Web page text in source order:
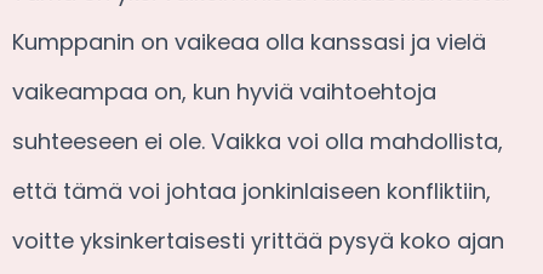
Kumppanin on vaikeaa olla kanssasi ja vielä
vaikeampaa on, kun hyviä vaihtoehtoja
suhteeseen ei ole. Vaikka voi olla mahdollista,
että tämä voi johtaa jonkinlaiseen konfliktiin,
voitte yksinkertaisesti yrittää pysyä koko ajan